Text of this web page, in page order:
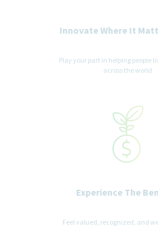
Innovate Where It
Play your part in helping people
across the world
Experience The
Feel valued, recognized, and